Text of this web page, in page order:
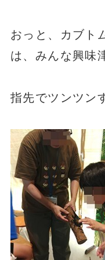
おっと、カブト
は、みんな興味
指先でツンツン